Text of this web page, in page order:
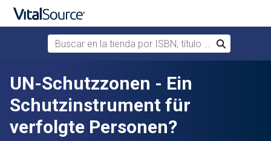
Saltar al contenido principal
Buscar en la tienda por ISBN, título o autor
Buscar
UN-Schutzzonen - Ein
Schutzinstrument für
verfolgte Personen?